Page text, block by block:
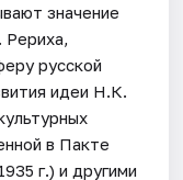
значение
Рериха,
русской
идеи Н.К.
в Пакте
г.) и другими